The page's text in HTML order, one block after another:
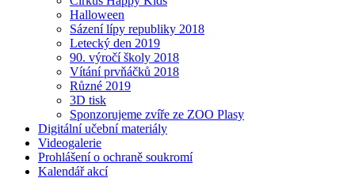
Halloween
Sázení lípy republiky 2018
Letecký den 2019
90. výročí školy 2018
Vítání prvňáčků 2018
Různé 2019
3D tisk
Sponzorujeme zvíře ze ZOO Plasy
Digitální učební materiály
Videogalerie
Prohlášení o ochraně soukromí
Kalendář akcí